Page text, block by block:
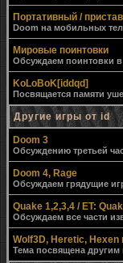
Портативный /
Doom на мобильных
Мировые поинтовки
Обсуждаем поинтовки в
KoLoBoK[iddqd]
Посвящается памяти
Другие игры от id
Doom 3
Обсуждению третьей
Doom 4, Rage
Обсуждаем грядущие
Quake 1,2,3,4 / ET:
Обсуждаем все части
Wolf3D, Heretic, Hexen
Тема посвящена